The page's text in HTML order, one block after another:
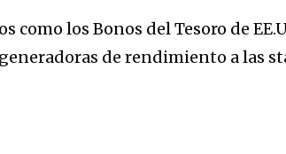
como los Bonos del Tesoro de
de rendimiento a las